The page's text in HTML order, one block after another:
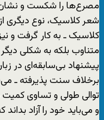
مصرع‌ها را شکست و نشان
شعر کلاسیک، نوع دیگری
کلاسیک ـ به کار گرفت و
متناوب بلکه به شکلی
پیشنهاد بی‌سابقه‌ای در
برخلاف سنت پذیرفته ـ
توالی طولی و تساوی کمیت
و می‌باید خود را آزاد